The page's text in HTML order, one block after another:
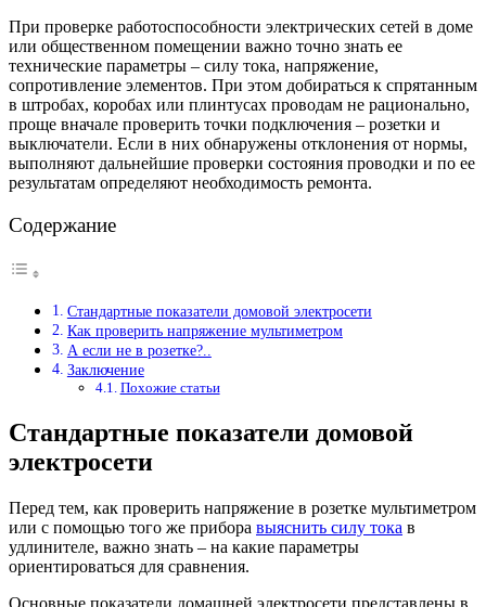
При проверке работоспособности электрических сетей в доме
или общественном помещении важно точно знать ее
технические параметры – силу тока, напряжение,
сопротивление элементов. При этом добираться к спрятанным
в штробах, коробах или плинтусах проводам не рационально,
проще вначале проверить точки подключения – розетки и
выключатели. Если в них обнаружены отклонения от нормы,
выполняют дальнейшие проверки состояния проводки и по ее
результатам определяют необходимость ремонта.
Содержание
Стандартные показатели домовой электросети
Как проверить напряжение мультиметром
А если не в розетке?..
Заключение
Похожие статьи
Стандартные показатели домовой
электросети
Перед тем, как проверить напряжение в розетке мультиметром
или с помощью того же прибора выяснить силу тока в
удлинителе, важно знать – на какие параметры
ориентироваться для сравнения.
Основные показатели домашней электросети представлены в